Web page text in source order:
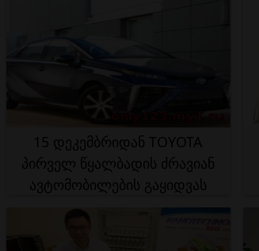
15 დეკემბრიდან TOYOTA
პირველ წყალბადის ძრავიან
ავტომობილების გაყიდვას